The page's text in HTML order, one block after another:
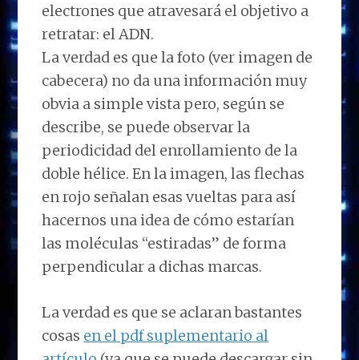
electrones que atravesará el objetivo a
retratar: el ADN.
La verdad es que la foto (ver imagen de
cabecera) no da una información muy
obvia a simple vista pero, según se
describe, se puede observar la
periodicidad del enrollamiento de la
doble hélice. En la imagen, las flechas
en rojo señalan esas vueltas para así
hacernos una idea de cómo estarían
las moléculas “estiradas” de forma
perpendicular a dichas marcas.
La verdad es que se aclaran bastantes
cosas en el pdf suplementario al